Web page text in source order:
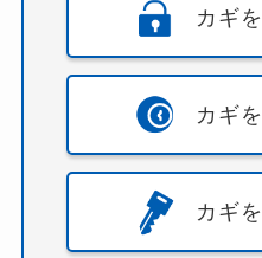
カギを
カギを
カギを